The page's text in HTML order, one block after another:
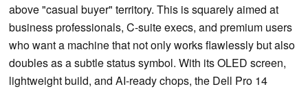
above "casual buyer" territory. This is squarely aimed at
business professionals, C-suite execs, and premium users
who want a machine that not only works flawlessly but also
doubles as a subtle status symbol. With its OLED screen,
lightweight build, and AI-ready chops, the Dell Pro 14